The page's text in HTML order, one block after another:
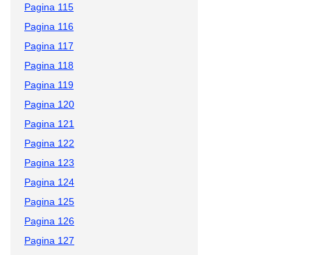
Pagina 115
Pagina 116
Pagina 117
Pagina 118
Pagina 119
Pagina 120
Pagina 121
Pagina 122
Pagina 123
Pagina 124
Pagina 125
Pagina 126
Pagina 127